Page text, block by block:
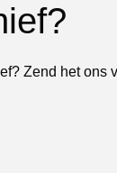
Zend het ons